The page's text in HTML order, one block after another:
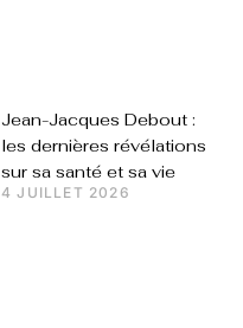
Jean-Jacques Debout :
les dernières révélations
sur sa santé et sa vie
4 JUILLET 2026